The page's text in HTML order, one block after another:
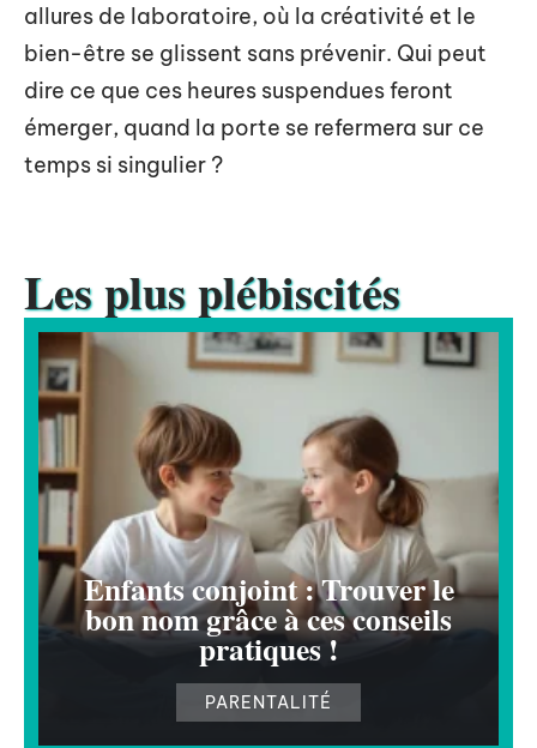
allures de laboratoire, où la créativité et le
bien-être se glissent sans prévenir. Qui peut
dire ce que ces heures suspendues feront
émerger, quand la porte se refermera sur ce
temps si singulier ?
Les plus plébiscités
Enfants conjoint : Trouver le
bon nom grâce à ces conseils
pratiques !
PARENTALITÉ